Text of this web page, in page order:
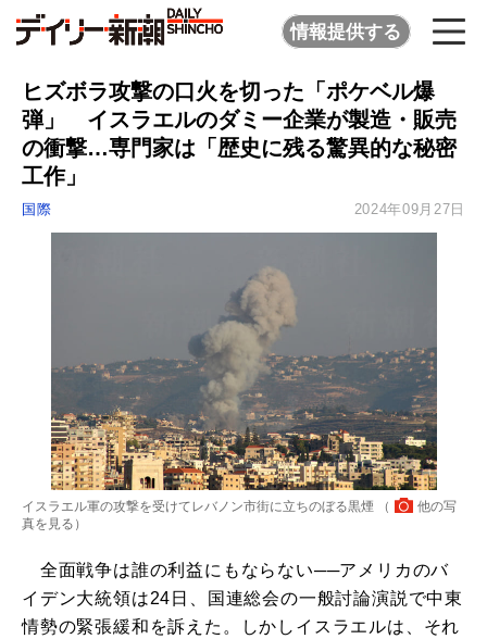
情報提供する
ヒズボラ攻撃の口火を切った「ポケベル爆
弾」 イスラエルのダミー企業が製造・販売
の衝撃…専門家は「歴史に残る驚異的な秘密
工作」
国際 2024年09月27日
イスラエル軍の攻撃を受けてレバノン市街に立ちのぼる黒煙 （
他の写
真を見る ）
全面戦争は誰の利益にもならない──アメリカのバ
イデン大統領は24日、国連総会の一般討論演説で中東
情勢の緊張緩和を訴えた。しかしイスラエルは、それ